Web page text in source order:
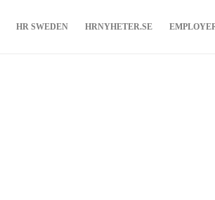
HR SWEDEN HRNYHETER.SE